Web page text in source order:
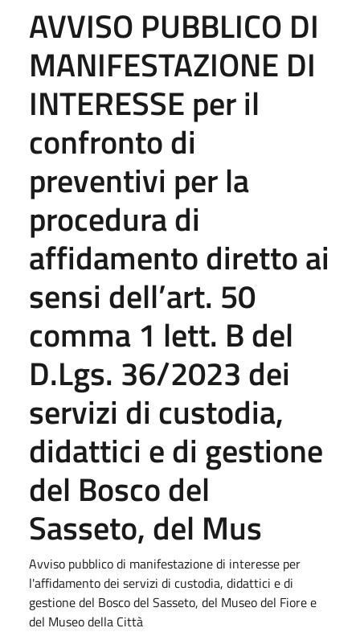
AVVISO PUBBLICO DI
MANIFESTAZIONE DI
INTERESSE per il
confronto di
preventivi per la
procedura di
affidamento diretto ai
sensi dell’art. 50
comma 1 lett. B del
D.Lgs. 36/2023 dei
servizi di custodia,
didattici e di gestione
del Bosco del
Sasseto, del Mus
Avviso pubblico di manifestazione di interesse per
l'affidamento dei servizi di custodia, didattici e di
gestione del Bosco del Sasseto, del Museo del Fiore e
del Museo della Città